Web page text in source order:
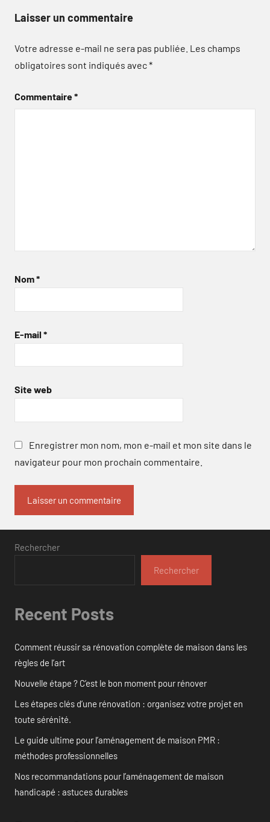
Laisser un commentaire
Votre adresse e-mail ne sera pas publiée. Les champs
obligatoires sont indiqués avec*
Commentaire*
Nom*
E-mail *
Site web
Enregistrer mon nom, mon e-mail et mon site dans le
navigateur pour mon prochain commentaire.
Rechercher
Rechercher
Recent Posts
Comment réussir sa rénovation complète de maison dans les
règles de l’art
Nouvelle étape ? C’est le bon moment pour rénover
Les étapes clés d’une rénovation : organisez votre projet en
toute sérénité.
Le guide ultime pour l’aménagement de maison PMR :
méthodes professionnelles
Nos recommandations pour l’aménagement de maison
handicapé : astuces durables